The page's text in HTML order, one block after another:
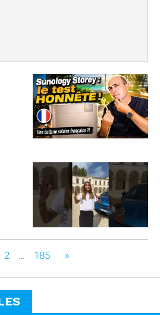
êtes sur la page
2 … 185 »